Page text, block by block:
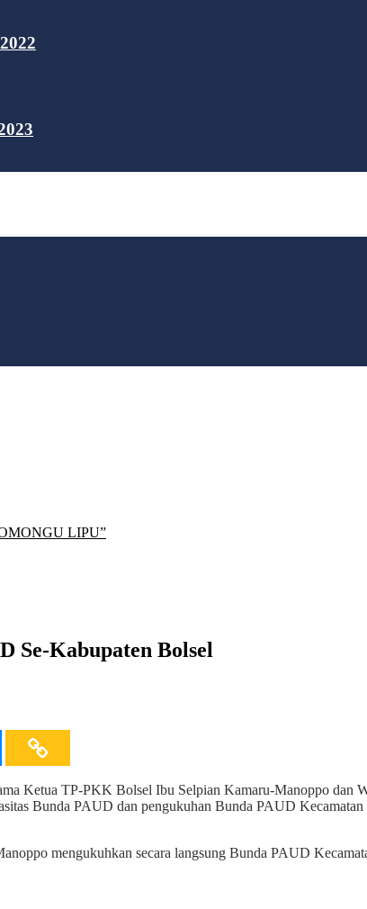
LIPU”
Se-Kabupaten Bolsel
Ketua TP-PKK Bolsel Ibu Selpian Kamaru-Manoppo dan
Bunda PAUD dan pengukuhan Bunda PAUD Kecamatan
mengukuhkan secara langsung Bunda PAUD